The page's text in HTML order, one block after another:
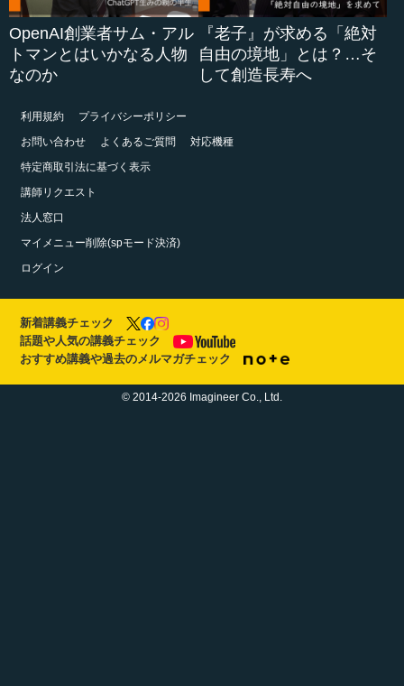
OpenAI創業者サム・アル
トマンとはいかなる人物
なのか
『老子』が求める「絶対
自由の境地」とは？…そ
して創造長寿へ
利用規約
プライバシーポリシー
お問い合わせ
よくあるご質問
対応機種
特定商取引法に基づく表示
講師リクエスト
法人窓口
マイメニュー削除(spモード決済)
ログイン
新着講義チェック
話題や人気の講義チェック
おすすめ講義や過去のメルマガチェック
© 2014-2026 Imagineer Co., Ltd.